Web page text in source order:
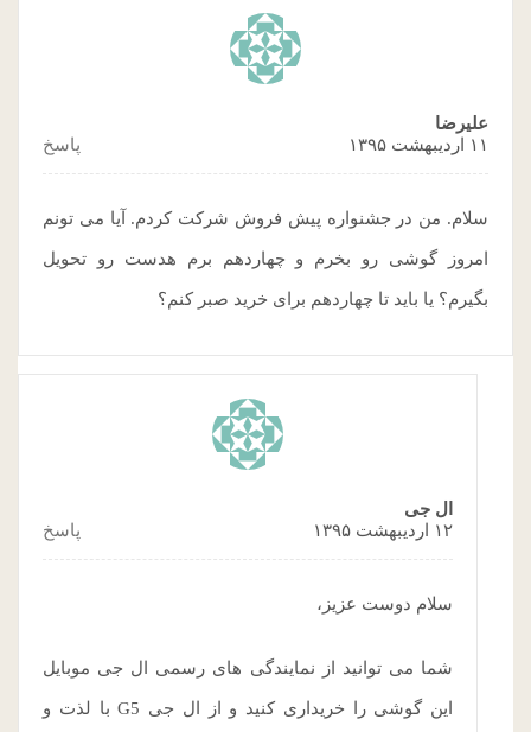
علیرضا
۱۱ اردیبهشت ۱۳۹۵
پاسخ
سلام. من در جشنواره پیش فروش شرکت کردم. آیا می تونم
امروز گوشی رو بخرم و چهاردهم برم هدست رو تحویل
بگیرم؟ یا باید تا چهاردهم برای خرید صبر کنم؟
ال جی
۱۲ اردیبهشت ۱۳۹۵
پاسخ
سلام دوست عزیز،
شما می توانید از نمایندگی های رسمی ال جی موبایل
این گوشی را خریداری کنید و از ال جی G5 با لذت و